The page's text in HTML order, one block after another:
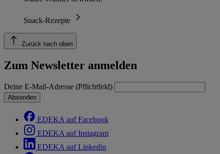
Snack-Rezepte
Zurück nach oben
Zum Newsletter anmelden
Deine E-Mail-Adresse (Pflichtfeld)
Absenden
EDEKA auf Facebook
EDEKA auf Instagram
EDEKA auf Linkedin